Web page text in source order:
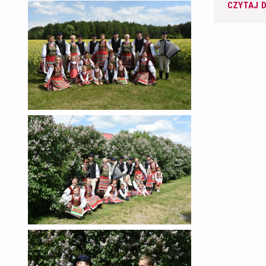
CZYTAJ